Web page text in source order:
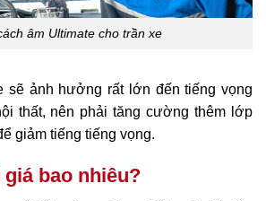
âm Ultimate cho trần xe
sẽ ảnh hưởng rất lớn đến tiếng vọng
thất, nên phải tăng cường thêm lớp
giảm tiếng tiếng vọng.
bao nhiêu?